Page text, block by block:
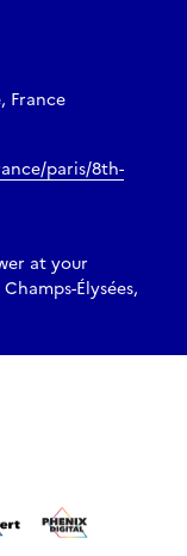
France
paris/8th-
at your
Élysées,